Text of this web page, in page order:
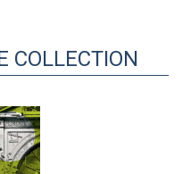
COLLECTION